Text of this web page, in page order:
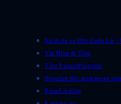
NiceLife vs Ditt Gode Liv |
Vår Blog & Vlog
Våre PartnerProgram
Hvordan blir innleggene
ReiseLiv.blog